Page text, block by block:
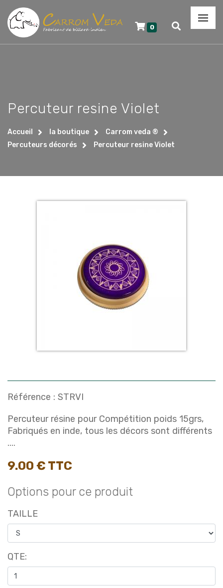
0
Percuteur resine Violet
Accueil la boutique
Carrom veda ®
Percuteurs décorés
Percuteur resine Violet
Référence : STRVI
Percuteur résine pour Compétition poids 15grs,
Fabriqués en inde, tous les décors sont différents
....
9.00 € TTC
Options pour ce produit
TAILLE
QTE: